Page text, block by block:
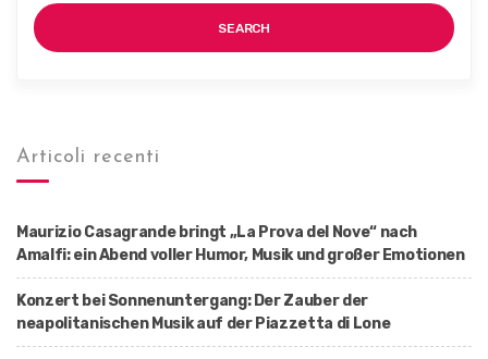
SEARCH
Articoli recenti
Maurizio Casagrande bringt „La Prova del Nove“ nach
Amalfi: ein Abend voller Humor, Musik und großer Emotionen
Konzert bei Sonnenuntergang: Der Zauber der
neapolitanischen Musik auf der Piazzetta di Lone